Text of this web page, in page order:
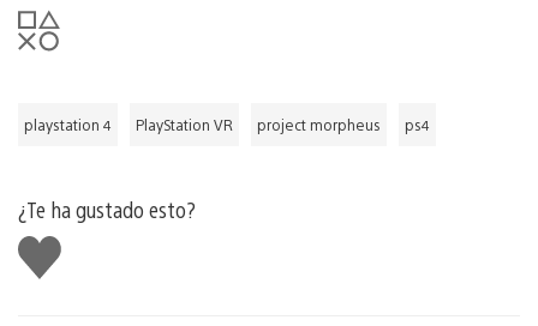
playstation 4 PlayStation VR project morpheus ps4
¿Te ha gustado esto?
Me
gusta